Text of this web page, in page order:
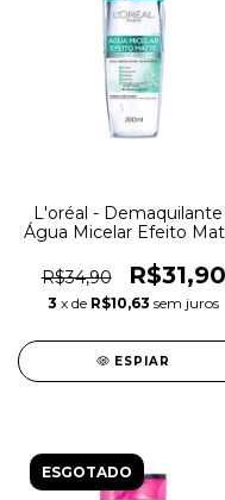
L'oréal -
Água Micelar Efeito
R$34,90
R$31,90
3 x de R$10,63 sem juros
ESPIAR
ESGOTADO